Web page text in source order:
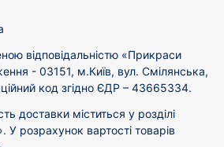
відповідальністю «Прикраси
- 03151, м.Київ, вул. Смілянська,
код згідно ЄДР – 43665334.
доставки міститься у розділі
У розрахунок вартості товарів